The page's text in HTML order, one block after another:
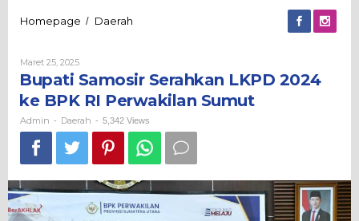
Homepage / Daerah
2024
BPK
RI
Perwakilan
Sumut
Maret 25, 2025Oleh
Bupati Samosir Serahkan LKPD 2024
ke BPK RI Perwakilan Sumut
Admin - Daerah - 5,342 Views